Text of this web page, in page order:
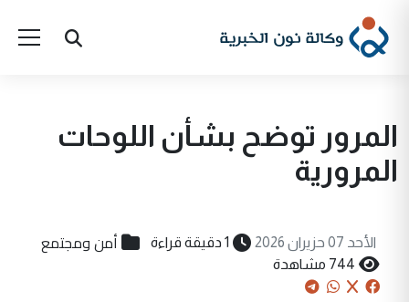
المرور توضح بشأن اللوحات
المرورية
الأحد 07 حزيران 2026 1 دقيقة قراءة أمن ومجتمع
744 مشاهدة